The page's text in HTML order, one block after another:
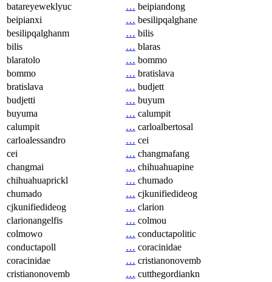
batareyeweklyuc
… beipiandong
beipianxi
… besilipqalghane
besilipqalghanm
… bilis
bilis
… blaras
blaratolo
… bommo
bommo
… bratislava
bratislava
… budjett
budjetti
… buyum
buyuma
… calumpit
calumpit
… carloalbertosal
carloalessandro
… cei
cei
… changmafang
changmai
… chihuahuapine
chihuahuaprickl
… chumado
chumado
… cjkunifiedideog
cjkunifiedideog
… clarion
clarionangelfis
… colmou
colmowo
… conductapolitic
conductapoll
… coracinidae
coracinidae
… cristianonovemb
cristianonovemb
… cutthegordiankn